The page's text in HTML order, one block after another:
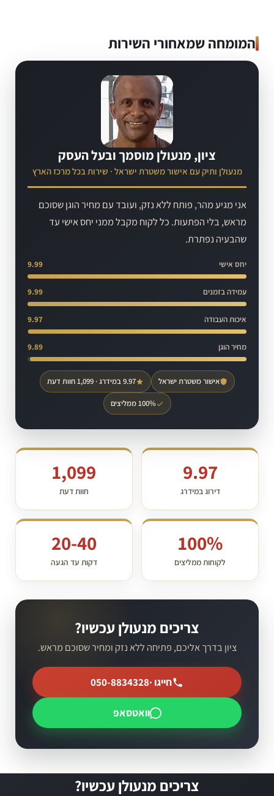
המומחה שמאחורי השירות
ציון, מנעולן מוסמך ובעל העסק
מנעולן ותיק עם אישור משטרת ישראל · שירות בכל מרכז הארץ
אני מגיע מהר, פותח ללא נזק, ועובד עם מחיר הוגן שסוכם
מראש, בלי הפתעות. כל לקוח מקבל ממני יחס אישי עד
שהבעיה נפתרת.
יחס אישי 9.99
עמידה בזמנים 9.99
איכות העבודה 9.97
מחיר הוגן 9.89
אישור משטרת ישראל 9.97 במידרג · 1,099 חוות דעת
100% ממליצים
9.97
דירוג במידרג
1,099
חוות דעת
100%
לקוחות ממליצים
20-40
דקות עד הגעה
צריכים מנעולן עכשיו?
ציון בדרך אליכם, פתיחה ללא נזק ומחיר שסוכם מראש.
חייגו ·050-8834328
וואטסאפ
צריכים מנעולן עכשיו?